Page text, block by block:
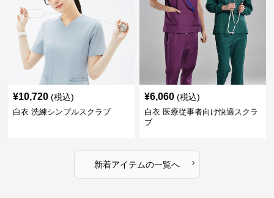
¥10,720 (税込)
白衣 洗練シンプルスクラブ
¥6,060 (税込)
白衣 医療従事者向け快適スクラ
ブ
新着アイテムの一覧へ ›